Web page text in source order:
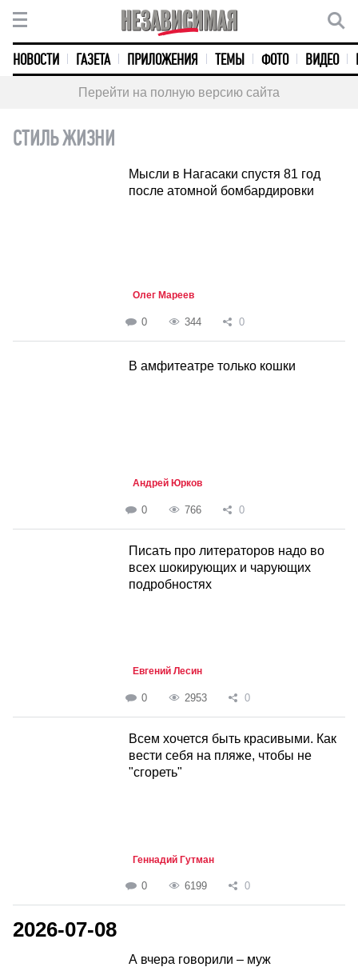
НОВОСТИ ГАЗЕТА ПРИЛОЖЕНИЯ ТЕМЫ ФОТО ВИДЕО
Перейти на полную версию сайта
СТИЛЬ ЖИЗНИ
Мысли в Нагасаки спустя 81 год
после атомной бомбардировки
Олег Мареев
0 344 0
В амфитеатре только кошки
Андрей Юрков
0 766 0
Писать про литераторов надо во
всех шокирующих и чарующих
подробностях
Евгений Лесин
0 2953 0
Всем хочется быть красивыми. Как
вести себя на пляже, чтобы не
"сгореть"
Геннадий Гутман
0 6199 0
2026-07-08
А вчера говорили – муж